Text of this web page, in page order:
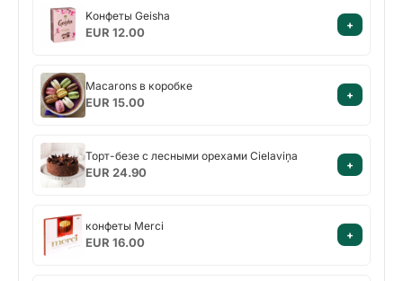
Kонфеты
Geisha
Kонфеты Geisha
EUR 12.00
+
Macarons
в
коробке
Macarons в коробке
EUR 15.00
+
Торт-
безе
с
орехами
Cielaviņa
Торт-безе с лесными орехами Cielaviņa
EUR 24.90
+
конфеты
Merci
конфеты Merci
EUR 16.00
+